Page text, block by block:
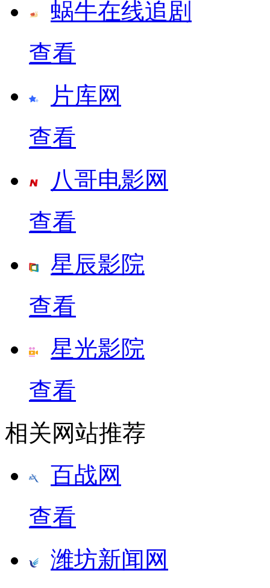
蜗牛在线追剧
查看
片库网
查看
八哥电影网
查看
星辰影院
查看
星光影院
查看
相关网站推荐
百战网
查看
潍坊新闻网